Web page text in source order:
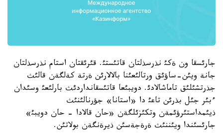
جارئسقا ون ةكئ نذرسذلتان قاتئستئ. قئرئقتان استام نذرسذلتان
جانة ويئن-ساؤئق ورتالئعئنا بالالارئن ةرتة كةلگةن قالئث
جذرتشئلئق تاماشالادئ. دويبئعا قاتئسقانداردئث بارلئعئ وسئدان
ءبئر جئل بذرئن تاعئ دا «استانا» جؤرنالئنئث
ذيئمداستئرؤئمةن وتكئزئلگةن «حان قالادا - حان دويبئ»
جارئسئندا ويئننئث ةرةجةسئن ذيرةنگةن بولاتئن.